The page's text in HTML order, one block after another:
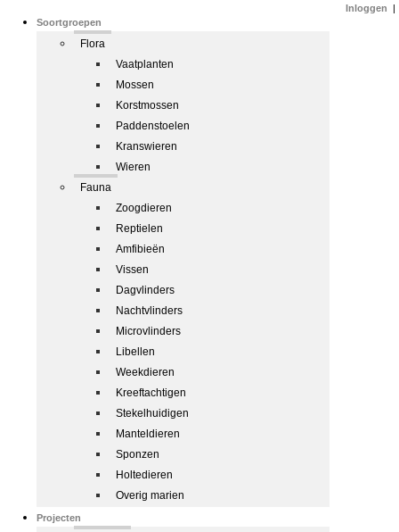
Soortgroepen
Flora
Vaatplanten
Mossen
Korstmossen
Paddenstoelen
Kranswieren
Wieren
Fauna
Zoogdieren
Reptielen
Amfibieën
Vissen
Dagvlinders
Nachtvlinders
Microvlinders
Libellen
Weekdieren
Kreeftachtigen
Stekelhuidigen
Manteldieren
Sponzen
Holtedieren
Overig marien
Projecten
Inloggen |